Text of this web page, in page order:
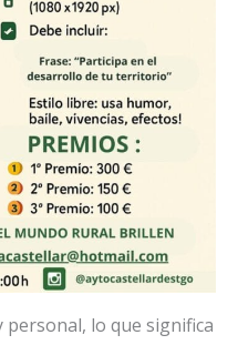
lo que significa